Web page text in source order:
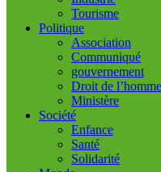
Tourisme
Politique
Association
Communiqué
gouvernement
Droit de l’homme
Ministère
Société
Enfance
Santé
Solidarité